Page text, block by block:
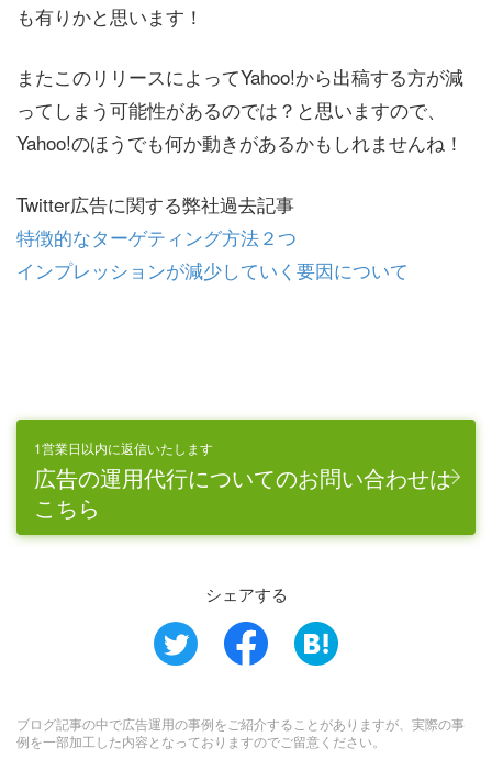
も有りかと思います！
またこのリリースによってYahoo!から出稿する方が減
ってしまう可能性があるのでは？と思いますので、
Yahoo!のほうでも何か動きがあるかもしれませんね！
Twitter広告に関する弊社過去記事
特徴的なターゲティング方法２つ
インプレッションが減少していく要因について
1営業日以内に返信いたします
広告の運用代行についてのお問い合わせは
こちら
シェアする
ブログ記事の中で広告運用の事例をご紹介することがありますが、実際の事
例を一部加工した内容となっておりますのでご留意ください。